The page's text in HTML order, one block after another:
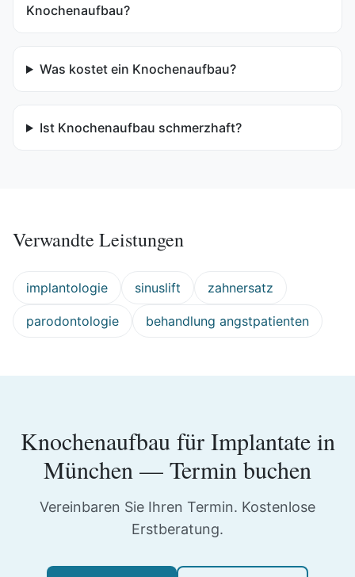
Knochenaufbau?
Was kostet ein Knochenaufbau?
Ist Knochenaufbau schmerzhaft?
Verwandte Leistungen
implantologie sinuslift zahnersatz
parodontologie behandlung angstpatienten
Knochenaufbau für Implantatein
München — Termin buchen
Vereinbaren Sie Ihren Termin. Kostenlose
Erstberatung.